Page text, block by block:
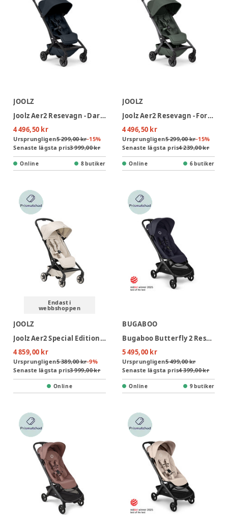
JOOLZ
Joolz Aer2 Resevagn - Dark Navy Blue
4 496,50 kr
Ursprungligen5 299,00 kr-15%
Senaste lägsta pris3 999,00 kr
Online 8 butiker
JOOLZ
Joolz Aer2 Resevagn - Forest Green
4 496,50 kr
Ursprungligen5 299,00 kr-15%
Senaste lägsta pris4 239,00 kr
Online 6 butiker
Endast i
webbshoppen
JOOLZ
Joolz Aer2 Special Edition Resevagn - Calming Beige
4 859,00 kr
Ursprungligen5 389,00 kr-9%
Senaste lägsta pris3 999,00 kr
Online
BUGABOO
Bugaboo Butterfly 2 Resevagn - Black/Deep Indigo
5 495,00 kr
Ursprungligen5 499,00 kr
Senaste lägsta pris4 399,00 kr
Online 9 butiker